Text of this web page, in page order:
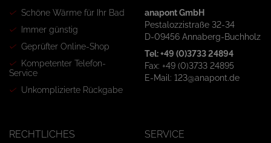
Schöne Wärme für Ihr Bad
Immer günstig
Geprüfter Online-Shop
Kompetenter Telefon-
Service
Unkomplizierte Rückgabe
anapont GmbH
Pestalozzistraße 32-34
D-09456 Annaberg-Buchholz
Tel: +49 (0)3733 24894
Fax: +49 (0)3733 24895
E-Mail: 123@anapont.de
RECHTLICHES SERVICE